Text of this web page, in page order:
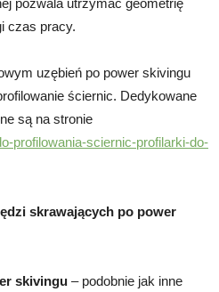
czas pracy.
uzębień po power skivingu
ściernic. Dedykowane
są na stronie
profilowania-sciernic-profilarki-do-
skrawających po power
skivingu – podobnie jak inne